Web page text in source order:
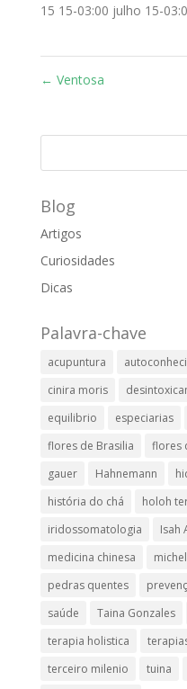
15 15-03:00 julho 15-
← Ventosa
Blog
Artigos
Curiosidades
Dicas
Palavra-chave
acupuntura
cinira moris
equilibrio
especiarias
flores de Brasilia
flores
gauer
Hahnemann
história do chá
holoh
iridossomatologia
Isah
medicina chinesa
pedras quentes
saúde
Taina Gonzales
terapia holistica
terceiro milenio
tuina